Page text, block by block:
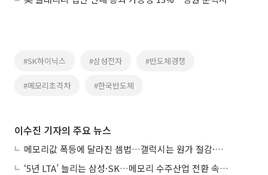
#SK하이닉스 #삼성전자 #반도체경쟁
#메모리초격차 #한국반도체
이수진 기자의 주요 뉴스
메모리값 폭등에 달라진 셈법…갤럭시는 원가 절감·아이폰은 서비스 확대
‘5년 LTA’ 늘리는 삼성·SK…메모리 수주산업 전환 속 다른 셈법